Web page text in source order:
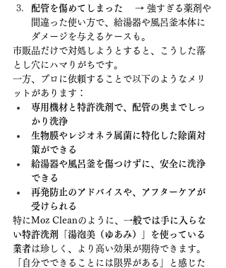
配管を傷めてしまった → 強すぎる薬剤や
間違った使い方で、給湯器や風呂釜本体に
ダメージを与えるケースも。
市販品だけで対処しようとすると、こうした落
とし穴にハマりがちです。
一方、プロに依頼することで以下のようなメリ
ットがあります：
専用機材と特許洗剤で、配管の奥までしっ
かり洗浄
生物膜やレジオネラ属菌に特化した除菌対
策ができる
給湯器や風呂釜を傷つけずに、安全に洗浄
できる
再発防止のアドバイスや、アフターケアが
受けられる
特にMoz Cleanのように、 一般では手に入らな
い特許洗剤「湯泡美（ゆあみ）」を使っている
業者は珍しく、より高い効果が期待できます。
「自分でできることには限界がある」と感じた